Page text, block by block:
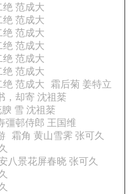
绝 范成大
绝 范成大
绝 范成大
绝 范成大
绝 范成大
绝 范成大
绝 范成大
霜后菊 姜特立
，却寄 沈祖棻
腴 雪 沈祖棻
彊邨侍郎 王国维
霜角 黄山雪霁 张可久
久
八景花屏春晓 张可久
久
久